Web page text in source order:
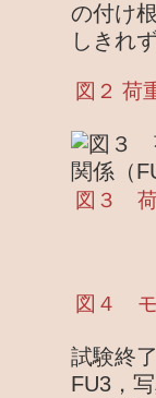
の付け
しきれ
図２ 荷
図３ 荷
図４ モ
試験終
FU3，